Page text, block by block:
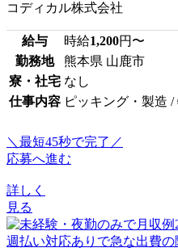
コディカル株式会社
給与 時給1,200円〜
勤務地
熊本県 山鹿市
寮・社宅 なし
仕事内容 ピッキング・製造
＼最短45秒で完了／
応募へ進む
詳しく
見る